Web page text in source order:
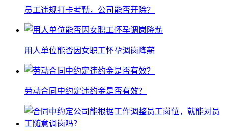
员工违规打卡考勤，公司能否开除？
用人单位能否因女职工怀孕调岗降薪
劳动合同中约定违约金是否有效？